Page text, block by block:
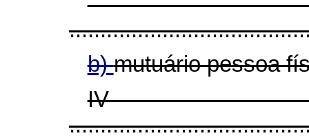
b)mutuário pessoa